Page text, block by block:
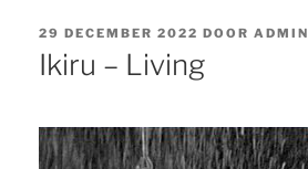
GEPLAATST
OP
29 DECEMBER 2022 DOOR ADMIN
Ikiru – Living